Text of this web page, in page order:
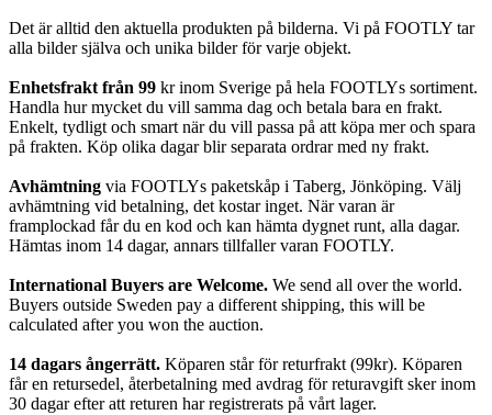
Det är alltid den aktuella produkten på bilderna. Vi på FOOTLY tar
alla bilder själva och unika bilder för varje objekt.
Enhetsfrakt från 99 kr inom Sverige på hela FOOTLYs sortiment.
Handla hur mycket du vill samma dag och betala bara en frakt.
Enkelt, tydligt och smart när du vill passa på att köpa mer och spara
på frakten. Köp olika dagar blir separata ordrar med ny frakt.
Avhämtning via FOOTLYs paketskåp i Taberg, Jönköping. Välj
avhämtning vid betalning, det kostar inget. När varan är
framplockad får du en kod och kan hämta dygnet runt, alla dagar.
Hämtas inom 14 dagar, annars tillfaller varan FOOTLY.
International Buyers are Welcome. We send all over the world.
Buyers outside Sweden pay a different shipping, this will be
calculated after you won the auction.
14 dagars ångerrätt. Köparen står för returfrakt (99kr). Köparen
får en retursedel, återbetalning med avdrag för returavgift sker inom
30 dagar efter att returen har registrerats på vårt lager.